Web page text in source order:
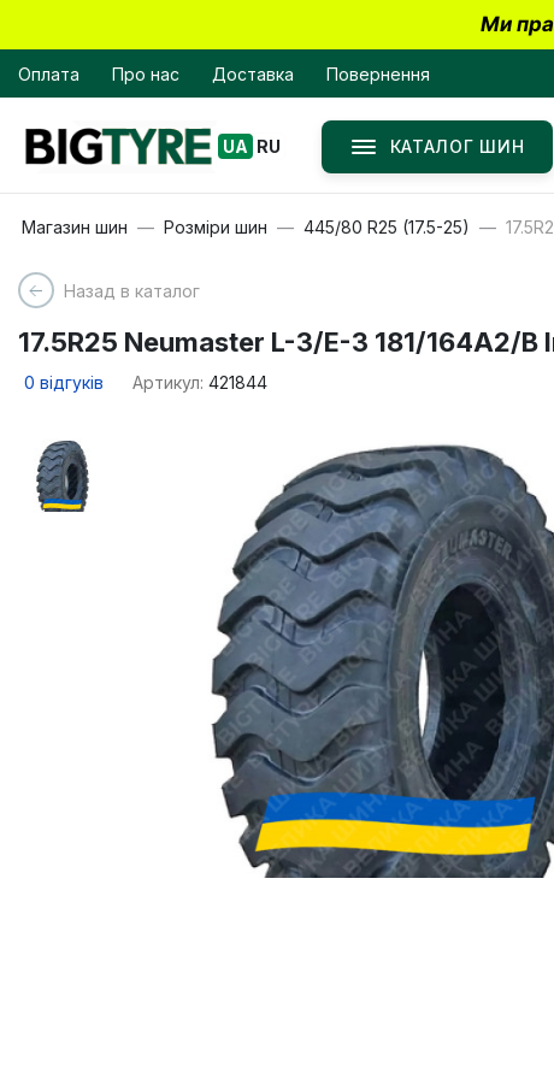
Ми
Оплата Про нас Доставка Повернення
UA RU КАТАЛОГ ШИН
Магазин шин Розміри шин 445/80 R25 (17.5-25)
Назад в каталог
17.5R25 Neumaster L-3/E-3 181/164A2/B
0 відгуків Артикул: 421844